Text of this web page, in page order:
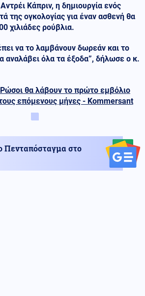
Κάπριν, η δημιουργία ενός
της ογκολογίας για έναν ασθενή θα
χιλιάδες ρούβλια.
να το λαμβάνουν δωρεάν και το
αναλάβει όλα τα έξοδα”, δήλωσε ο κ.
θα λάβουν το πρώτο εμβόλιο
επόμενους μήνες - Kommersant
Πενταπόσταγμα στο